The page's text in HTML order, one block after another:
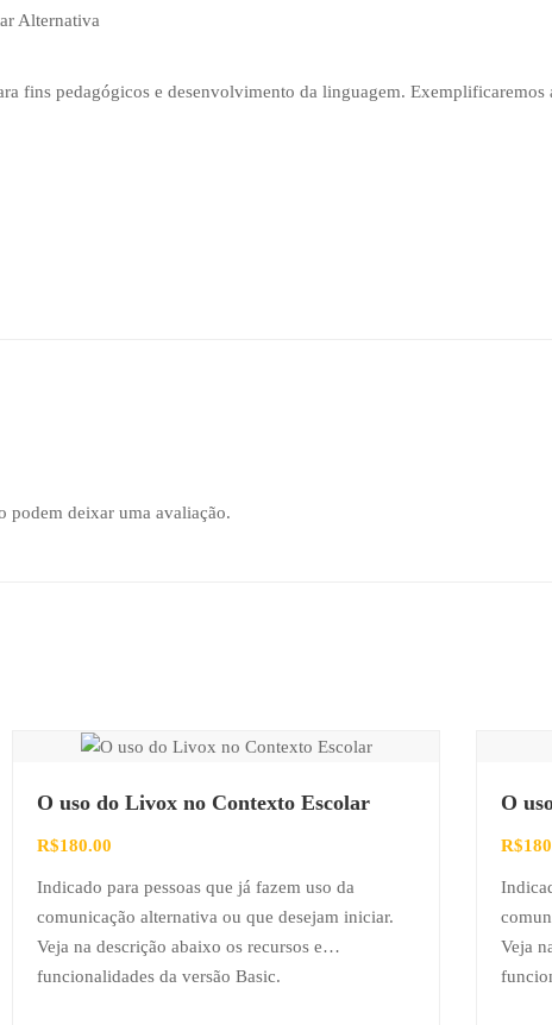
Alternativa
fins pedagógicos e desenvolvimento da linguagem. Exemplificaremos
podem deixar uma avaliação.
O uso do Livox no Contexto Escolar
R$180.00
Indicado para pessoas que já fazem uso da
comunicação alternativa ou que desejam iniciar.
Veja na descrição abaixo os recursos e
funcionalidades da versão Basic.
O
R$
Veja